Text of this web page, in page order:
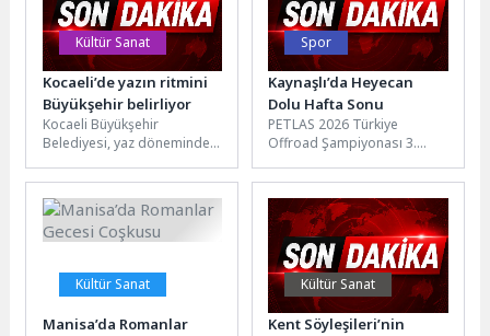
Kültür Sanat
Kocaeli’de yazın ritmini
Büyükşehir belirliyor
Kocaeli Büyükşehir
Belediyesi, yaz döneminde
kültürel, sportif ve doğa
temalı etkinliklerle kentin...
Spor
Kaynaşlı’da Heyecan
Dolu Hafta Sonu
PETLAS 2026 Türkiye
Offroad Şampiyonası 3.
SSV kategorisinde Eren
Alver-Onur Sırımoğlu,...
Kültür Sanat
Manisa’da Romanlar
Kültür Sanat
Kent Söyleşileri’nin